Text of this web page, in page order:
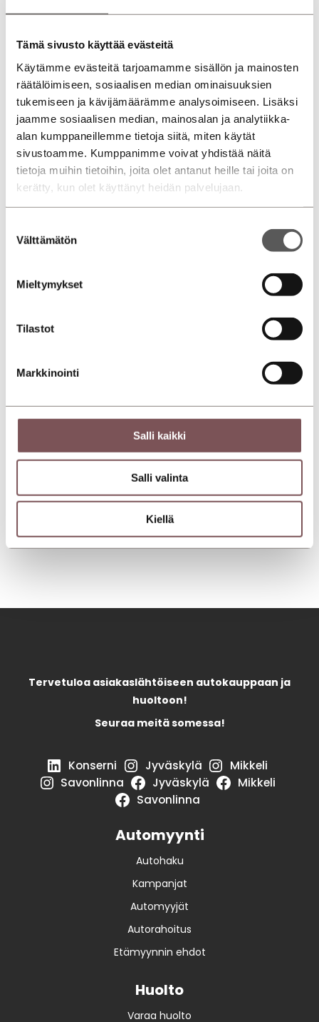
Tämä sivusto käyttää evästeitä
Käytämme evästeitä tarjoamamme sisällön ja mainosten
räätälöimiseen, sosiaalisen median ominaisuuksien
tukemiseen ja kävijämäärämme analysoimiseen. Lisäksi
jaamme sosiaalisen median, mainosalan ja analytiikka-
alan kumppaneillemme tietoja siitä, miten käytät
sivustoamme. Kumppanimme voivat yhdistää näitä
tietoja muihin tietoihin, joita olet antanut heille tai joita on
kerätty, kun olet käyttänyt heidän palvelujaan.
valinta
Välttämätön
Mieltymykset
Tilastot
Markkinointi
Salli kaikki
Salli valinta
Kiellä
Avoinna
la 10 – 14
su suljettu
Puhelin
0207 751 540 Volkswagen myynti
0207 751 545Volkswagen Hyötyautot myynti
0207 751 550Audi myynti
Tervetuloa asiakaslähtöiseen autokauppaan ja
huoltoon!
Seuraa meitä somessa!
Konserni Jyväskylä
Mikkeli
Savonlinna
Jyväskylä
Mikkeli
Savonlinna
Automyynti
Autohaku
Kampanjat
Automyyjät
Autorahoitus
Etämyynnin ehdot
Huolto
Varaa huolto